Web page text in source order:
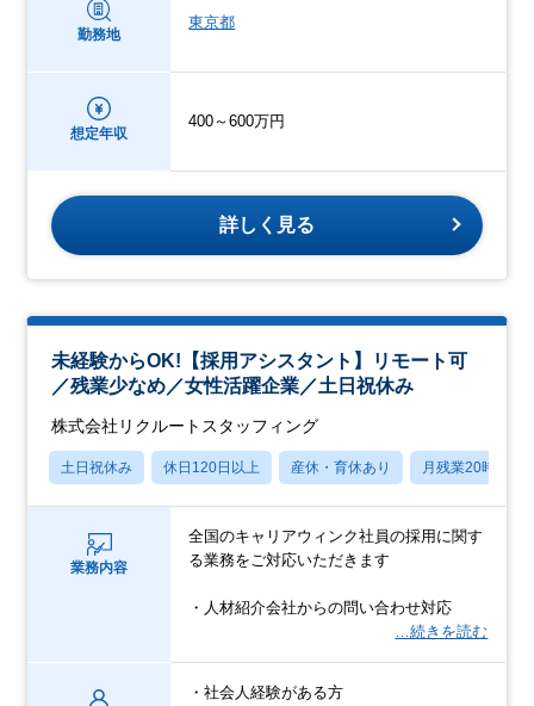
勤務地
東京都
想定年収
400～600万円
詳しく見る
未経験からOK!【採用アシスタント】リモート可
／残業少なめ／女性活躍企業／土日祝休み
株式会社リクルートスタッフィング
土日祝休み 休日120日以上 産休・育休あり 月残業20時間以
業務内容
全国のキャリアウィンク社員の採用に関す
る業務をご対応いただきます
・人材紹介会社からの問い合わせ対応
…続きを読む
・社会人経験がある方